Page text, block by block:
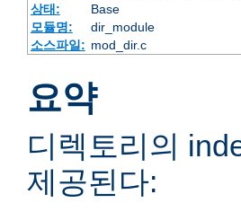
상태:
Base
모듈명:
dir_module
소스파일: mod_dir.c
요약
디렉토리의
제공된다: